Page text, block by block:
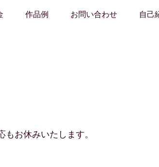
作品例 お問い合わせ 自己
お休みいたします。